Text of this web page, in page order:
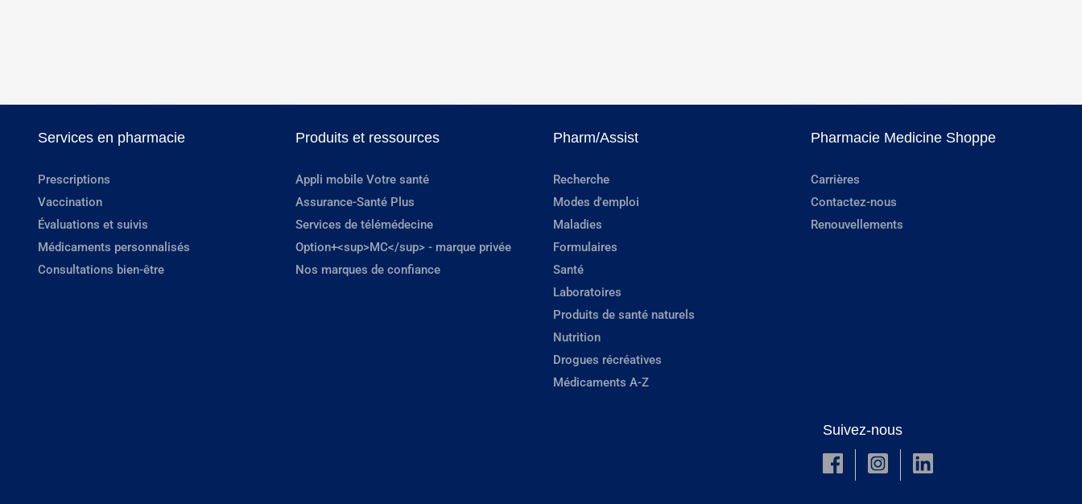
Services en pharmacie
Prescriptions
Vaccination
Évaluations et suivis
Médicaments personnalisés
Consultations bien-être
Produits et ressources
Appli mobile Votre santé
Assurance-Santé Plus
Services de télémédecine
Option+<sup>MC</sup> - marque privée
Nos marques de confiance
Pharm/Assist
Recherche
Modes d'emploi
Maladies
Formulaires
Santé
Laboratoires
Produits de santé naturels
Nutrition
Drogues récréatives
Médicaments A-Z
Pharmacie Medicine Shoppe
Carrières
Contactez-nous
Renouvellements
Suivez-nous